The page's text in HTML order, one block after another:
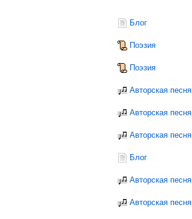
Блог
Поэзия
Поэзия
Авторская песня
Авторская песня
Авторская песня
Блог
Авторская песня
Авторская песня